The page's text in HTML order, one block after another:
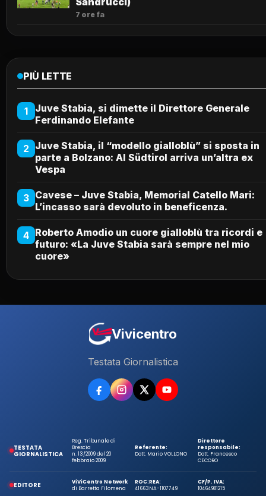
7 ore fa
PIÙ LETTE
1
Juve Stabia, si dimette il Direttore Generale
Ferdinando Elefante
2 Juve Stabia, il “modello gialloblù” si sposta in
parte a Bolzano: Al Südtirol arriva un’altra ex
Vespa
3 Cavese – Juve Stabia, Memorial Catello Mari:
L’incasso sarà devoluto in beneficenza.
4 Roberto Amodio un cuore gialloblù tra ricordi e
futuro: «La Juve Stabia sarà sempre nel mio
cuore»
Vivicentro
Testata Giornalistica
TESTATA
GIORNALISTICA
Reg. Tribunale di
Brescia
n. 13/2009 del 20
febbraio 2009
Referente:
Dott. Mario VOLLONO
Direttore
responsabile:
Dott. Francesco
CECORO
EDITORE
ViViCentro Network
di Barretta Filomena
ROC:
41663
REA:
NA-1107749
CF/P. IVA:
10464981215